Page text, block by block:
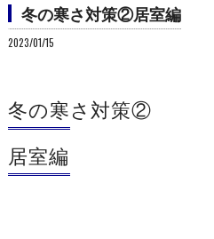
冬の寒さ対策②居室編
2023/01/15
冬の寒さ対策②
居室編